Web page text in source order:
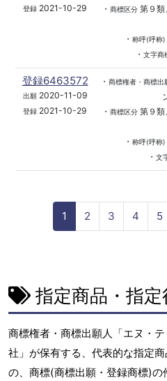
登録 2021-10-29
・ 商標区分第９類
・ 称呼(呼称)
・ 文字商
登録6463572
出願2020-11-09
登録 2021-10-29
・ 商標権者・商標出
・ 商標区分第９類
・ 称呼(呼称)
・ 文
1
2 3 4 5
指定商品・指
商標権者・商標出願人「エヌ・
社」が保有する、代表的な指定
の、商標(商標出願・登録商標)の